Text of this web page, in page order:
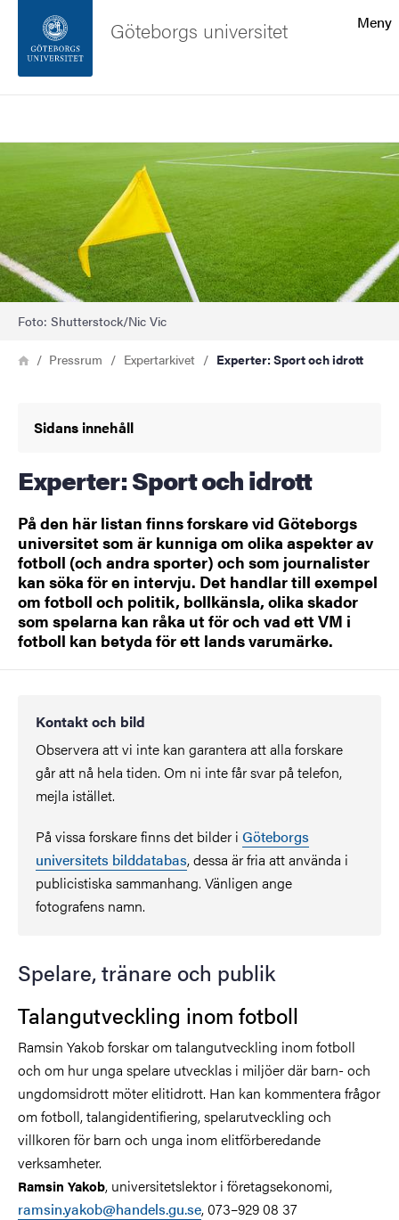
Sidfoten
Om webbplatsen
Meny
Göteborgs universitet
Bild
Foto: Shutterstock/Nic Vic
Länkstig
HemPressrum Expertarkivet Experter: Sport och idrott
Sidans innehåll
Experter: Sport och idrott
På den här listan finns forskare vid Göteborgs
universitet som är kunniga om olika aspekter av
fotboll (och andra sporter) och som journalister
kan söka för en intervju. Det handlar till exempel
om fotboll och politik, bollkänsla, olika skador
som spelarna kan råka ut för och vad ett VM i
fotboll kan betyda för ett lands varumärke.
Kontakt och bild
Observera att vi inte kan garantera att alla forskare
går att nå hela tiden. Om ni inte får svar på telefon,
mejla istället.
På vissa forskare finns det bilder i Göteborgs
universitets bilddatabas, dessa är fria att använda i
publicistiska sammanhang. Vänligen ange
fotografens namn.
Spelare, tränare och publik
Talangutveckling inom fotboll
Ramsin Yakob forskar om talangutveckling inom fotboll
och om hur unga spelare utvecklas i miljöer där barn- och
ungdomsidrott möter elitidrott. Han kan kommentera frågor
om fotboll, talangidentifiering, spelarutveckling och
villkoren för barn och unga inom elitförberedande
verksamheter.
Ramsin Yakob, universitetslektor i företagsekonomi,
ramsin.yakob@handels.gu.se, 073–929 08 37